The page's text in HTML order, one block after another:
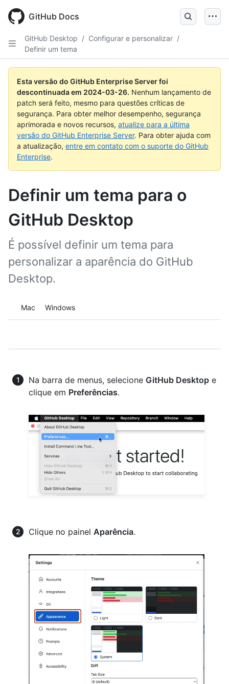
main
GitHub Docs
GitHub Desktop / Configurar e personalizar /
Definir um tema
Esta versão do GitHub Enterprise Server foi
descontinuada em 2024-03-26. Nenhum lançamento de
patch será feito, mesmo para questões críticas de
segurança. Para obter melhor desempenho, segurança
aprimorada e novos recursos, atualize para a última
versão do GitHub Enterprise Server. Para obter ajuda com
a atualização, entre em contato com o suporte do GitHub
Enterprise.
Definir um tema para o
GitHub Desktop
É possível definir um tema para
personalizar a aparência do GitHub
Desktop.
Platform navigation
Mac Windows
Na barra de menus, selecione GitHub Desktop e
clique em Preferências.
Clique no painel Aparência.